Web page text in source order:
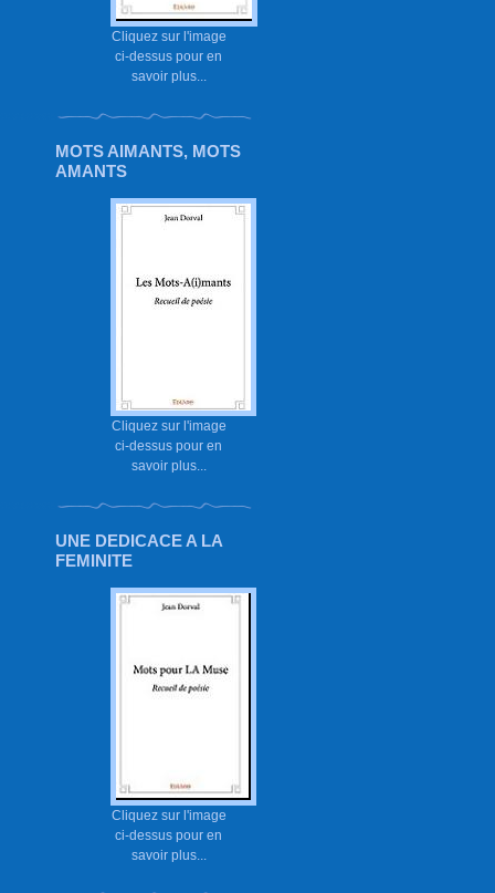
Cliquez sur l'image
ci-dessus pour en
savoir plus...
MOTS AIMANTS, MOTS
AMANTS
Cliquez sur l'image
ci-dessus pour en
savoir plus...
UNE DEDICACE A LA
FEMINITE
Cliquez sur l'image
ci-dessus pour en
savoir plus...